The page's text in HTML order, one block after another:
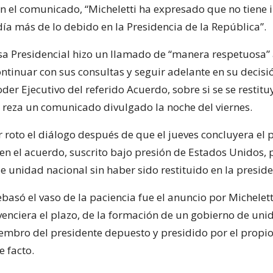
el comunicado, “Micheletti ha expresado que no tiene
más de lo debido en la Presidencia de la República”.
Presidencial hizo un llamado de “manera respetuosa”
con sus consultas y seguir adelante en su
Ejecutivo del referido Acuerdo, sobre si se se
reza un comunicado divulgado la noche del viernes.
roto el diálogo después de que el jueves concluyera el
el acuerdo, suscrito bajo presión de Estados Unidos,
unidad nacional sin haber sido restituido en la
el vaso de la paciencia fue el anuncio por
el plazo, de la formación de un gobierno de
del presidente depuesto y presidido por el propio
facto.